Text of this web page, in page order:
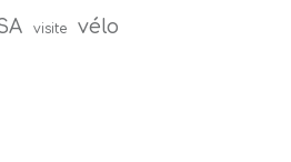
visite vélo